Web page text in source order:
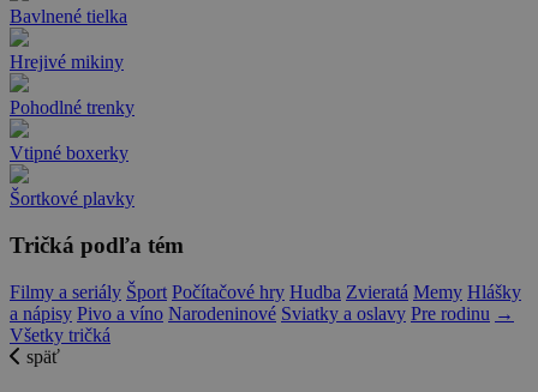
Bavlnené tielka
Hrejivé mikiny
Pohodlné trenky
Vtipné boxerky
Šortkové plavky
Tričká podľa tém
Filmy a seriály Šport Počítačové hry Hudba Zvieratá Memy Hlášky
a nápisy Pivo a víno Narodeninové Sviatky a oslavy Pre rodinu →
Všetky tričká
späť